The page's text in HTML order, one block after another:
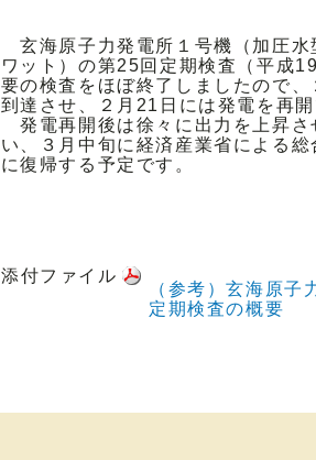
玄海原子力発電所１号機（加圧
ワット）の第25回定期検査（平成
要の検査をほぼ終了しましたので
到達させ、２月21日には発電を再
発電再開後は徐々に出力を上昇さ
い、３月中旬に経済産業省による
に復帰する予定です。
添付ファイル
（参考）玄海原
定期検査の概要